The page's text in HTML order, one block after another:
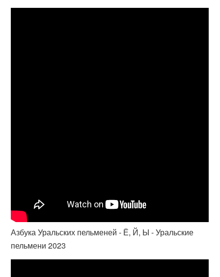
Азбука Уральских пельменей - Ё, Й, Ы - Уральские
пельмени 2023